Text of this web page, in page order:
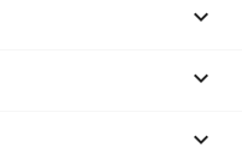


